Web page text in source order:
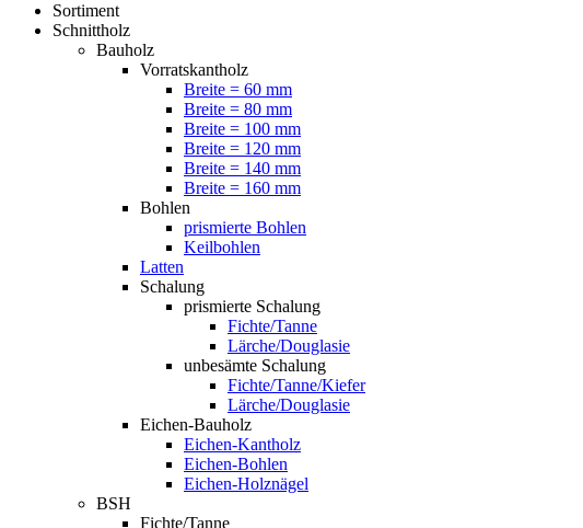
Sortiment
Schnittholz
Bauholz
Vorratskantholz
Breite = 60 mm
Breite = 80 mm
Breite = 100 mm
Breite = 120 mm
Breite = 140 mm
Breite = 160 mm
Bohlen
prismierte Bohlen
Keilbohlen
Latten
Schalung
prismierte Schalung
Fichte/Tanne
Lärche/Douglasie
unbesämte Schalung
Fichte/Tanne/Kiefer
Lärche/Douglasie
Eichen-Bauholz
Eichen-Kantholz
Eichen-Bohlen
Eichen-Holznägel
BSH
Fichte/Tanne